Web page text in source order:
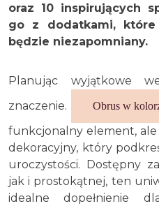
oraz 10 inspirujących
go z dodatkami,
będzie niezapomniany.
Planując wyjątkowe
znaczenie.
Obrus w
funkcjonalny element,
dekoracyjny, który
uroczystości. Dostępny
jak i prostokątnej, ten
idealne dopełnienie